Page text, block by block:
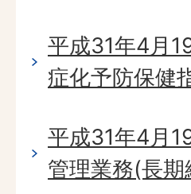
平成31年4月
症化予防保健
平成31年4月
管理業務(長